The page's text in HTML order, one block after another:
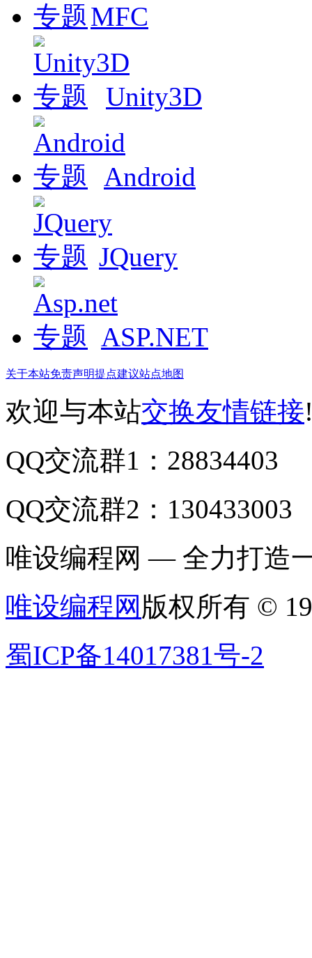
MFC
Unity3D
Android
JQuery
ASP.NET
关于本站免责声明提点建议站点地图
欢迎与本站交换友情链接
QQ交流群1：28834403
QQ交流群2：130433003
唯设编程网 — 全力打造
唯设编程网 版权所有 ©
蜀ICP备14017381号-2